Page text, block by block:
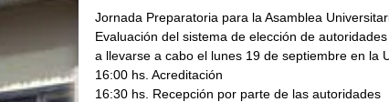
Jornada Preparatoria para la Asamblea
Evaluación del sistema de elección de
a llevarse a cabo el lunes 19 de septiembre en la
16:00 hs. Acreditación
16:30 hs. Recepción por parte de las autoridades